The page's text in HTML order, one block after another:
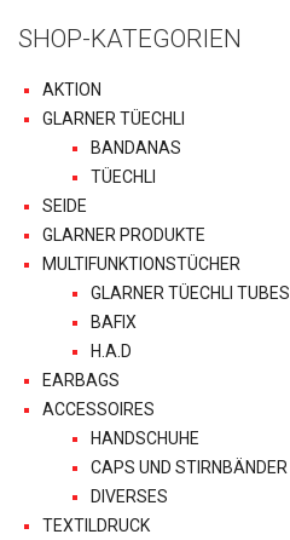
SHOP-KATEGORIEN
AKTION
GLARNER TÜECHLI
BANDANAS
TÜECHLI
SEIDE
GLARNER PRODUKTE
MULTIFUNKTIONSTÜCHER
GLARNER TÜECHLI TUBES
BAFIX
H.A.D
EARBAGS
ACCESSOIRES
HANDSCHUHE
CAPS UND STIRNBÄNDER
DIVERSES
TEXTILDRUCK